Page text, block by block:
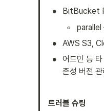
• BitBucket
◦ parallel
• AWS S3,
•
어드민 등
존성 버전
트러블 슈팅